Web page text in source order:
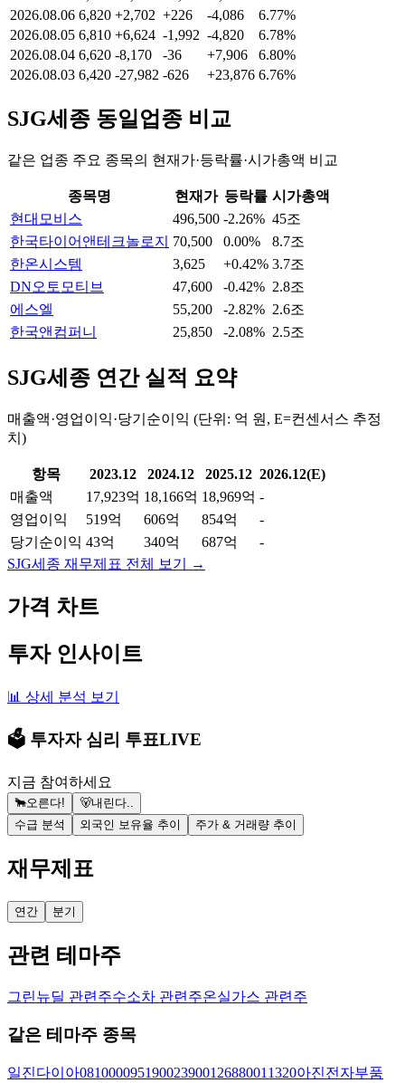
2026.08.06 6,820 +2,702 +226 -4,086
6.77%
2026.08.05 6,810 +6,624 -1,992 -4,820
6.78%
2026.08.04 6,620 -8,170 -36 +7,906
6.80%
2026.08.03 6,420 -27,982 -626 +23,876 6.76%
SJG세종 동일업종 비교
같은 업종 주요 종목의 현재가·등락률·시가총액 비교
종목명 현재가 등락률 시가총액
현대모비스
496,500 -2.26% 45조
한국타이어앤테크놀로지
70,500 0.00%
8.7조
한온시스템
3,625 +0.42% 3.7조
DN오토모티브
47,600 -0.42% 2.8조
에스엘
55,200 -2.82% 2.6조
한국앤컴퍼니
25,850 -2.08% 2.5조
SJG세종 연간 실적 요약
매출액·영업이익·당기순이익 (단위: 억 원, E=컨센서스 추정
치)
항목 2023.12 2024.12 2025.12 2026.12(E)
매출액
17,923억 18,166억 18,969억 -
영업이익
519억 606억 854억
-
당기순이익 43억 340억 687억
-
SJG세종 재무제표 전체 보기 →
가격 차트
투자 인사이트
📊 상세 분석 보기
🗳️ 투자자 심리 투표LIVE
지금 참여하세요
🐂오른다! 🐻내린다..
수급 분석
외국인 보유율 추이 주가 & 거래량 추이
재무제표
연간 분기
관련 테마주
그린뉴딜 관련주수소차 관련주온실가스 관련주
같은 테마주 종목
일진다이아081000095190023900126880011320아진전자부품